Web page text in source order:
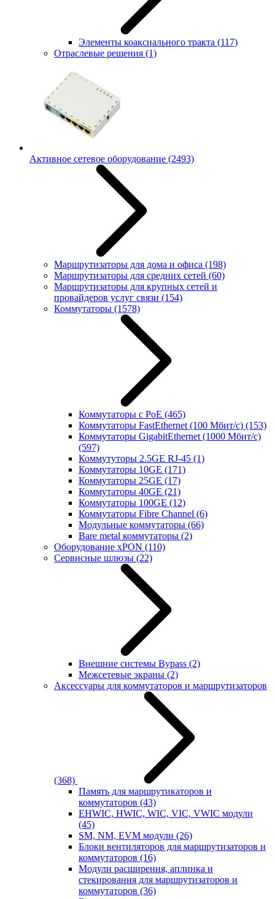
Элементы коаксиального тракта (117)
Отраслевые решения (1)
Активное сетевое оборудование (2493)
Маршрутизаторы для дома и офиса (198)
Маршрутизаторы для средних сетей (60)
Маршрутизаторы для крупных сетей и
провайдеров услуг связи (154)
Коммутаторы (1578)
Коммутаторы с PoE (465)
Коммутаторы FastEthernet (100 Мбит/с) (153)
Коммутаторы GigabitEthernet (1000 Мбит/с)
(597)
Коммутуторы 2.5GE RJ-45 (1)
Коммутаторы 10GE (171)
Коммутаторы 25GE (17)
Коммутаторы 40GE (21)
Коммутаторы 100GE (12)
Коммутаторы Fibre Channel (6)
Модульные коммутаторы (66)
Bare metal коммутаторы (2)
Оборудование xPON (110)
Сервисные шлюзы (22)
Внешние системы Bypass (2)
Межсетевые экраны (2)
Аксессуары для коммутаторов и маршрутизаторов
(368)
Память для маршрутикаторов и
коммутаторов (43)
EHWIC, HWIC, WIC, VIC, VWIC модули
(45)
SM, NM, EVM модули (26)
Блоки вентиляторов для маршрутизаторов и
коммутаторов (16)
Модули расширения, аплинка и
стекирования для маршрутизаторов и
коммутаторов (36)